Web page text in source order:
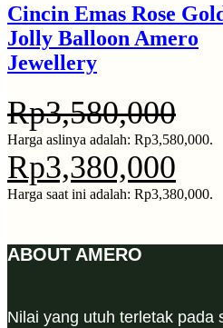
Cincin Emas Rose
Jolly Balloon Amero
Jewellery
Rp3,580,000
Harga aslinya adalah: Rp3,580,000.
Rp3,380,000
Harga saat ini adalah: Rp3,380,000.
ABOUT AMERO
Nilai yang utuh terletak pada